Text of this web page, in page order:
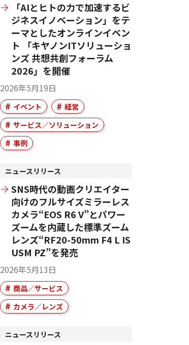
「AIとヒトの力で加速するビ
ジネスイノベーション」をテ
ーマとしたオンラインイベン
ト 「キヤノンITソリューショ
ンズ 共想共創フォーラム
2026」を開催
2026年5月19日
イベント
経営
サービス／ソリューション
事例
ニュースリリース
SNS時代の動画クリエイター
向けのフルサイズミラーレス
カメラ“EOS R6 V”とパワー
ズームを内蔵した標準ズーム
レンズ“RF20-50mm F4 L IS
USM PZ”を発売
2026年5月13日
商品／サービス
カメラ／レンズ
ニュースリリース